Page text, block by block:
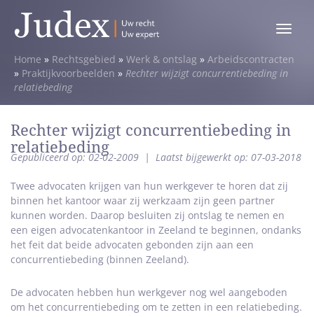
Toggle
Home » Rechtsgebied » Werk & ontslag » Arbeidscontracten
» Praktijkvoorbeelden » Rechter wijzigt concurrentiebeding in
relatiebeding
Rechter wijzigt concurrentiebeding in
relatiebeding
Gepubliceerd op: 02-02-2009 | Laatst bijgewerkt op: 07-03-2018
Twee advocaten krijgen van hun werkgever te horen dat zij
binnen het kantoor waar zij werkzaam zijn geen partner
kunnen worden. Daarop besluiten zij ontslag te nemen en
een eigen advocatenkantoor in Zeeland te beginnen, ondanks
het feit dat beide advocaten gebonden zijn aan een
concurrentiebeding (binnen Zeeland).
De advocaten hebben hun werkgever nog wel aangeboden
om het concurrentiebeding om te zetten in een relatiebeding.